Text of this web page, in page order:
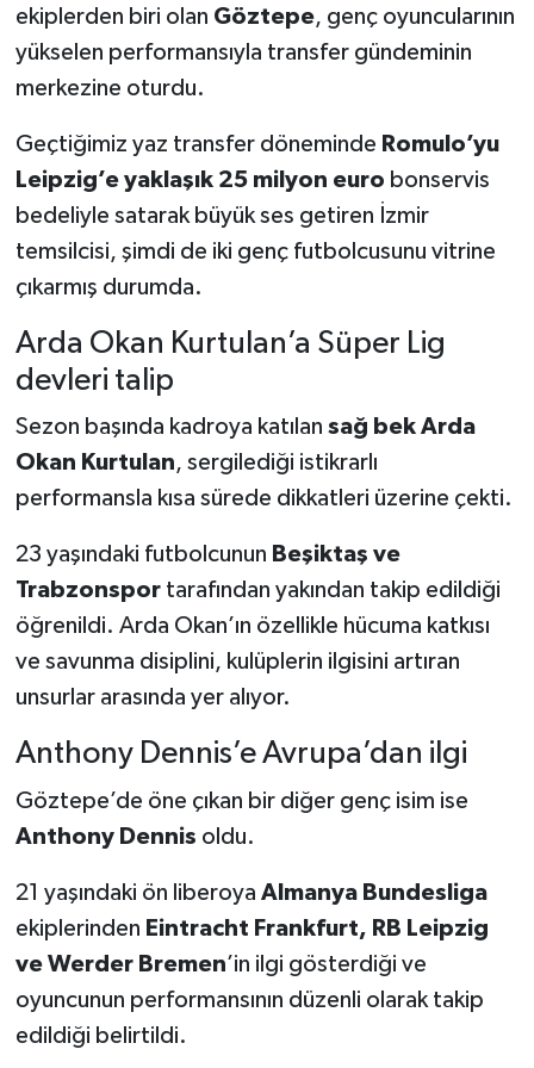
ekiplerden biri olan Göztepe, genç oyuncularının
yükselen performansıyla transfer gündeminin
merkezine oturdu.
Geçtiğimiz yaz transfer döneminde Romulo’yu
Leipzig’e yaklaşık 25 milyon euro bonservis
bedeliyle satarak büyük ses getiren İzmir
temsilcisi, şimdi de iki genç futbolcusunu vitrine
çıkarmış durumda.
Arda Okan Kurtulan’a Süper Lig
devleri talip
Sezon başında kadroya katılan sağ bek Arda
Okan Kurtulan, sergilediği istikrarlı
performansla kısa sürede dikkatleri üzerine çekti.
23 yaşındaki futbolcunun Beşiktaş ve
Trabzonsportarafından yakından takip edildiği
öğrenildi. Arda Okan’ın özellikle hücuma katkısı
ve savunma disiplini, kulüplerin ilgisini artıran
unsurlar arasında yer alıyor.
Anthony Dennis’e Avrupa’dan ilgi
Göztepe’de öne çıkan bir diğer genç isim ise
Anthony Dennis oldu.
21 yaşındaki ön liberoya Almanya Bundesliga
ekiplerinden Eintracht Frankfurt, RB Leipzig
ve Werder Bremen’in ilgi gösterdiği ve
oyuncunun performansının düzenli olarak takip
edildiği belirtildi.
Türkiye Basketbol Ligi
Diğer Basketbol Ligleri
Formula 1
Atletizm
Hentbol
At Yarışı
Boks
Güreş
Halter
Diğer Spor Dalları
Futbolcular